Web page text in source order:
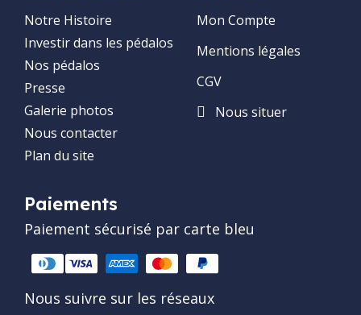
Notre Histoire
Investir dans les pédalos
Nos pédalos
Presse
Galerie photos
Nous contacter
Plan du site
Mon Compte
Mentions légales
CGV
Nous situer
Paiements
Paiement sécurisé par carte bleu
Nous suivre sur les réseaux